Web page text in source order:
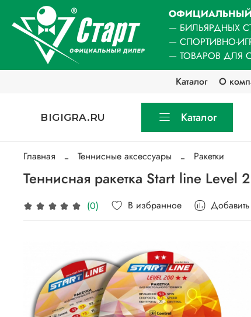
ОФИЦИАЛЬНЫЙ
— БИЛЬЯРДНЫХ
— СПОРТИВНО-
— ТОВАРОВ ДЛЯ
Каталог
О
BIGIGRA.RU Каталог
Главная Теннисные аксессуары Ракетки
Теннисная ракетка Start line
(0) В избранное